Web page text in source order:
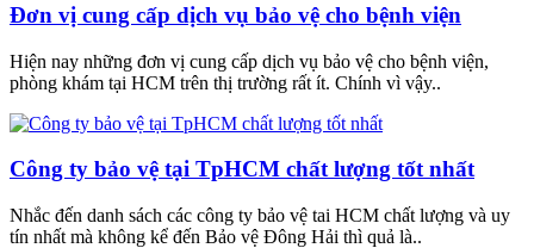
Đơn vị cung cấp dịch vụ bảo vệ cho bệnh viện
Hiện nay những đơn vị cung cấp dịch vụ bảo vệ cho bệnh viện,
phòng khám tại HCM trên thị trường rất ít. Chính vì vậy..
Công ty bảo vệ tại TpHCM chất lượng tốt nhất
Nhắc đến danh sách các công ty bảo vệ tai HCM chất lượng và uy
tín nhất mà không kể đến Bảo vệ Đông Hải thì quả là..